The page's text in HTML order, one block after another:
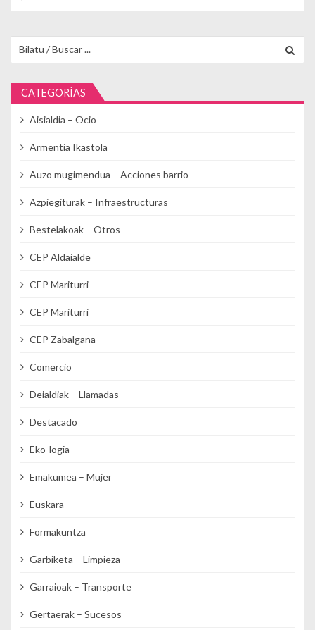
CATEGORÍAS
Aisialdia – Ocio
Armentia Ikastola
Auzo mugimendua – Acciones barrio
Azpiegiturak – Infraestructuras
Bestelakoak – Otros
CEP Aldaialde
CEP Mariturri
CEP Mariturri
CEP Zabalgana
Comercio
Deialdiak – Llamadas
Destacado
Eko-logia
Emakumea – Mujer
Euskara
Formakuntza
Garbiketa – Limpieza
Garraioak – Transporte
Gertaerak – Sucesos